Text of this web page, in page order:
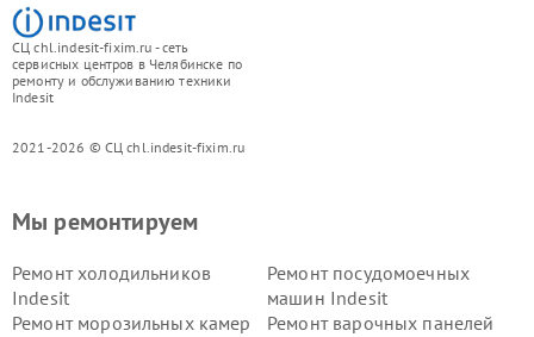
СЦ chl.indesit-fixim.ru - сеть
сервисных центров в Челябинске по
ремонту и обслуживанию техники
Indesit
2021-2026 © СЦ chl.indesit-fixim.ru
Мы ремонтируем
Ремонт холодильников
Indesit
Ремонт посудомоечных
машин Indesit
Ремонт морозильных камер
Ремонт варочных панелей